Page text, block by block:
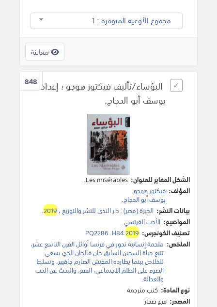
مجموع الأوعية المتوفرة : 1
معاينة
848 البؤساء/تأليف فيكتور هوجو ؛ إعداد
يوسف أبو الحجاج.
الشكل المغاير للعنوان: Les misérables.
المؤلف: فيكتور هوجو.
يوسف أبو الحجاج.
بيانات النشر: الجيزة (مصر):دار الندى للنشر والتوزيع،2019
.
المواضيع: الأدب الفرنسي.
تصنيف الكونجرس:
PQ2286 .H842019
الملخص: ملحمة إنسانية تدور في فرنسا أوائل القرن التاسع عشر،
تتبع حياة السجين السابق جان فالجان الذي يسعى
للخلاص بينما يطارده المفتش الصارم جافيير، وتسلط
الضوء على الظلم الاجتماعي، الفقر، والبحث عن الحب
والعدالة.
نوع المادة: كتب مترجمة
المصدر: فرع صحار